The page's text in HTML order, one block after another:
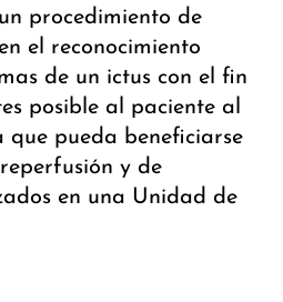
procedimiento de
el reconocimiento
de un ictus con el fin
posible al paciente al
que pueda beneficiarse
y de
en una Unidad de